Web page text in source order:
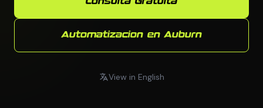
Automatizacion en Auburn
View in English